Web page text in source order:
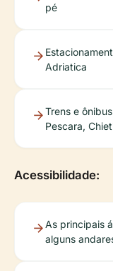
pé
Adriatica
Trens e
Pescara,
Acessibilidade:
As principais
alguns